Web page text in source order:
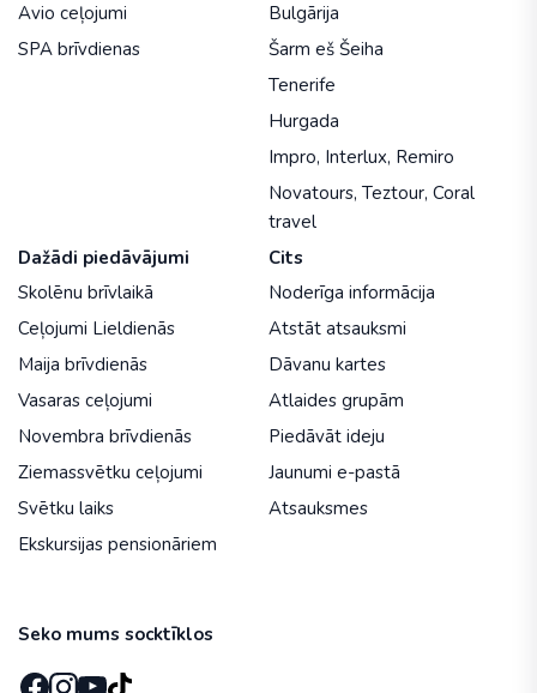
Avio ceļojumi
SPA brīvdienas
Bulgārija
Šarm eš Šeiha
Tenerife
Hurgada
Impro, Interlux, Remiro
Novatours, Teztour, Coral
travel
Dažādi piedāvājumi
Skolēnu brīvlaikā
Ceļojumi Lieldienās
Maija brīvdienās
Vasaras ceļojumi
Novembra brīvdienās
Ziemassvētku ceļojumi
Svētku laiks
Ekskursijas pensionāriem
Cits
Noderīga informācija
Atstāt atsauksmi
Dāvanu kartes
Atlaides grupām
Piedāvāt ideju
Jaunumi e-pastā
Atsauksmes
Seko mums socktīklos